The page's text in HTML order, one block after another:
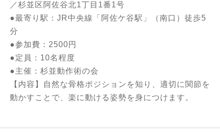
／杉並区阿佐谷北1丁目1番1号
●最寄り駅：JR中央線「阿佐ケ谷駅」（南口）徒歩5
分
●参加費：2500円
●定員：10名程度
●主催：杉並動作術の会
【内容】自然な骨格ポジションを知り、適切に関節を
動かすことで、楽に動ける姿勢を身につけます。